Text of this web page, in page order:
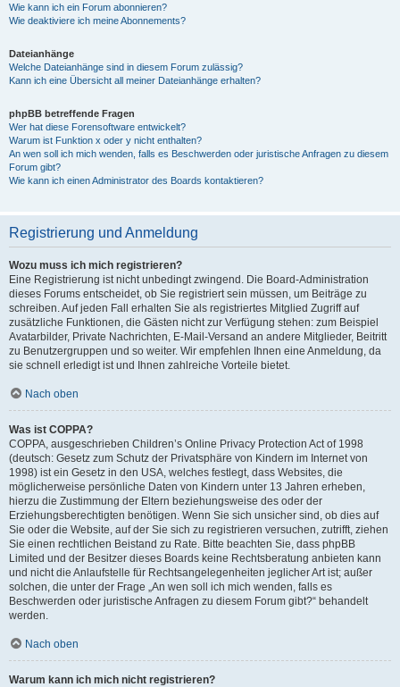
Wie kann ich ein Forum abonnieren?
Wie deaktiviere ich meine Abonnements?
Dateianhänge
Welche Dateianhänge sind in diesem Forum zulässig?
Kann ich eine Übersicht all meiner Dateianhänge erhalten?
phpBB betreffende Fragen
Wer hat diese Forensoftware entwickelt?
Warum ist Funktion x oder y nicht enthalten?
An wen soll ich mich wenden, falls es Beschwerden oder juristische Anfragen zu diesem
Forum gibt?
Wie kann ich einen Administrator des Boards kontaktieren?
Registrierung und Anmeldung
Wozu muss ich mich registrieren?
Eine Registrierung ist nicht unbedingt zwingend. Die Board-Administration
dieses Forums entscheidet, ob Sie registriert sein müssen, um Beiträge zu
schreiben. Auf jeden Fall erhalten Sie als registriertes Mitglied Zugriff auf
zusätzliche Funktionen, die Gästen nicht zur Verfügung stehen: zum Beispiel
Avatarbilder, Private Nachrichten, E-Mail-Versand an andere Mitglieder, Beitritt
zu Benutzergruppen und so weiter. Wir empfehlen Ihnen eine Anmeldung, da
sie schnell erledigt ist und Ihnen zahlreiche Vorteile bietet.
Nach oben
Was ist COPPA?
COPPA, ausgeschrieben Children’s Online Privacy Protection Act of 1998
(deutsch: Gesetz zum Schutz der Privatsphäre von Kindern im Internet von
1998) ist ein Gesetz in den USA, welches festlegt, dass Websites, die
möglicherweise persönliche Daten von Kindern unter 13 Jahren erheben,
hierzu die Zustimmung der Eltern beziehungsweise des oder der
Erziehungsberechtigten benötigen. Wenn Sie sich unsicher sind, ob dies auf
Sie oder die Website, auf der Sie sich zu registrieren versuchen, zutrifft, ziehen
Sie einen rechtlichen Beistand zu Rate. Bitte beachten Sie, dass phpBB
Limited und der Besitzer dieses Boards keine Rechtsberatung anbieten kann
und nicht die Anlaufstelle für Rechtsangelegenheiten jeglicher Art ist; außer
solchen, die unter der Frage „An wen soll ich mich wenden, falls es
Beschwerden oder juristische Anfragen zu diesem Forum gibt?“ behandelt
werden.
Nach oben
Warum kann ich mich nicht registrieren?